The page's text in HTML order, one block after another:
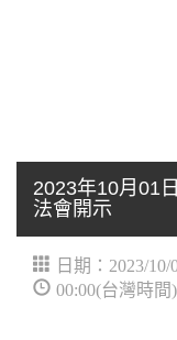
2023年10月01
法會開示
日期：2023/10/
00:00(台灣時間)